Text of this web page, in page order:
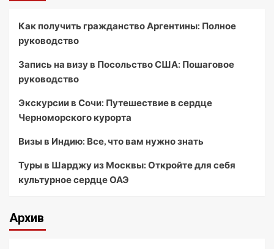
Как получить гражданство Аргентины: Полное
руководство
Запись на визу в Посольство США: Пошаговое
руководство
Экскурсии в Сочи: Путешествие в сердце
Черноморского курорта
Визы в Индию: Все, что вам нужно знать
Туры в Шарджу из Москвы: Откройте для себя
культурное сердце ОАЭ
Архив